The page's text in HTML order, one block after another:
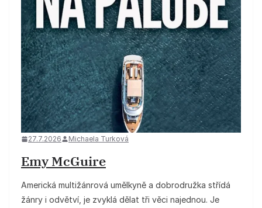
27.7.2026 Michaela Turková
Emy McGuire
Americká multižánrová umělkyně a dobrodružka střídá
žánry i odvětví, je zvyklá dělat tři věci najednou. Je